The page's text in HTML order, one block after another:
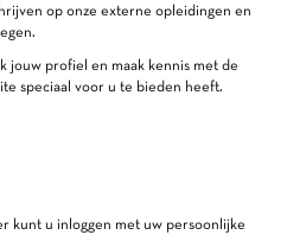
op onze externe opleidingen en
jouw profiel en maak kennis met de
speciaal voor u te bieden heeft.
kunt u inloggen met uw persoonlijke